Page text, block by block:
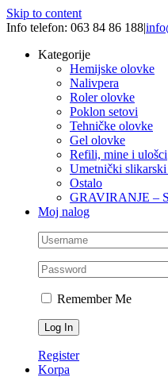
Skip to content
Info telefon: 063 84 86 188|
Kategorije
Hemijske olovke
Nalivpera
Roler olovke
Poklon setovi
Tehničke olovke
Gel olovke
Refili, mine i ulošci
Umetnički
Ostalo
GRAVIRANJE –
Moj nalog
Remember Me
Register
Korpa